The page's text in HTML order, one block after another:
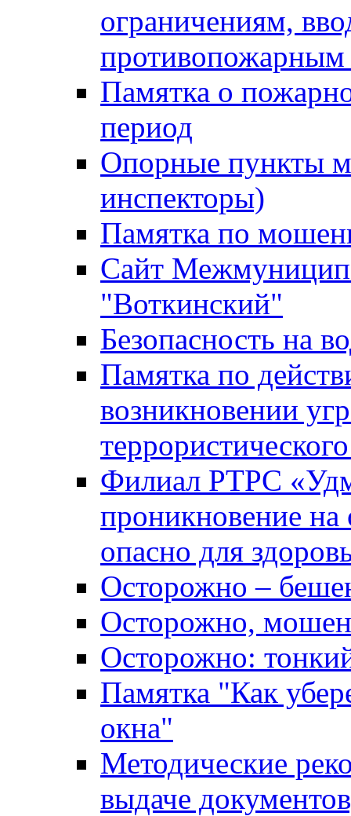
ограничениям,
Памятка о
период
Опорные пункты
инспекторы)
Памятка по
Сайт
"Воткинский"
Безопасность на
Памятка по
возникновении
Филиал РТРС
проникновение на
опасно для
Осторожно –
Осторожно,
Осторожно:
Памятка "Как
окна"
Методические
выдаче